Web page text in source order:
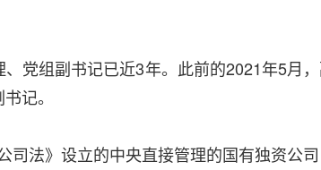
党组副书记已近3年。此前的2021年5月
记。
法》设立的中央直接管理的国有独资公司